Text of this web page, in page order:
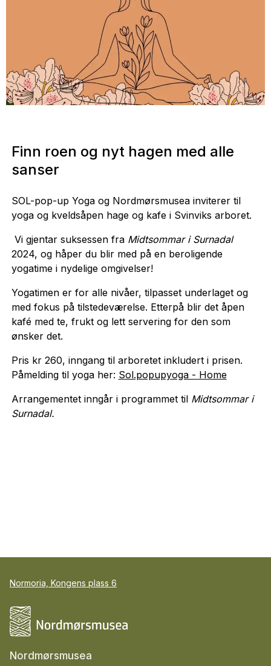
Finn roen og nyt hagen med alle
sanser
SOL-pop-up Yoga og Nordmørsmusea inviterer til
yoga og kveldsåpen hage og kafe i Svinviks arboret.
Vi gjentar suksessen fra Midtsommar i Surnadal
2024, og håper du blir med på en beroligende
yogatime i nydelige omgivelser!
Yogatimen er for alle nivåer, tilpasset underlaget og
med fokus på tilstedeværelse. Etterpå blir det åpen
kafé med te, frukt og lett servering for den som
ønsker det.
Pris kr 260, inngang til arboretet inkludert i prisen.
Påmelding til yoga her: Sol.popupyoga - Home
Arrangementet inngår i programmet til Midtsommar i
Surnadal.
Normoria, Kongens plass 6
Nordmørsmusea